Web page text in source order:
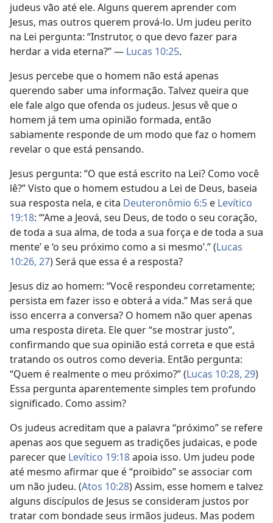
judeus vão até ele. Alguns querem aprender com
Jesus, mas outros querem prová-lo. Um judeu perito
na Lei pergunta: “Instrutor, o que devo fazer para
herdar a vida eterna?” — Lucas 10:25.
Jesus percebe que o homem não está apenas
querendo saber uma informação. Talvez queira que
ele fale algo que ofenda os judeus. Jesus vê que o
homem já tem uma opinião formada, então
sabiamente responde de um modo que faz o homem
revelar o que está pensando.
Jesus pergunta: “O que está escrito na Lei? Como você
lê?” Visto que o homem estudou a Lei de Deus, baseia
sua resposta nela, e cita Deuteronômio 6:5 e Levítico
19:18: “‘Ame a Jeová, seu Deus, de todo o seu coração,
de toda a sua alma, de toda a sua força e de toda a sua
mente’ e ‘o seu próximo como a si mesmo’.” (Lucas
10:26, 27) Será que essa é a resposta?
Jesus diz ao homem: “Você respondeu corretamente;
persista em fazer isso e obterá a vida.” Mas será que
isso encerra a conversa? O homem não quer apenas
uma resposta direta. Ele quer “se mostrar justo”,
confirmando que sua opinião está correta e que está
tratando os outros como deveria. Então pergunta:
“Quem é realmente o meu próximo?” (Lucas 10:28, 29)
Essa pergunta aparentemente simples tem profundo
significado. Como assim?
Os judeus acreditam que a palavra “próximo” se refere
apenas aos que seguem as tradições judaicas, e pode
parecer que Levítico 19:18apoia isso. Um judeu pode
até mesmo afirmar que é “proibido” se associar com
um não judeu. (Atos 10:28) Assim, esse homem e talvez
alguns discípulos de Jesus se consideram justos por
tratar com bondade seus irmãos judeus. Mas podem